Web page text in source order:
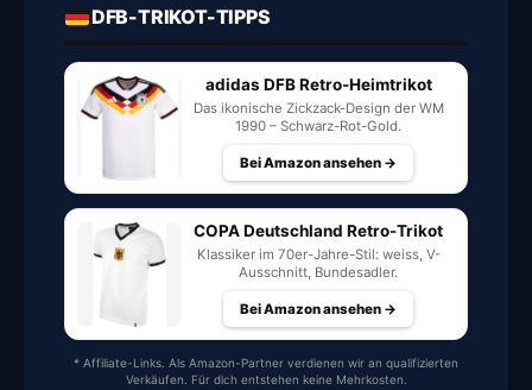
DFB-TRIKOT-TIPPS
adidas DFB Retro-Heimtrikot
Das ikonische Zickzack-Design der WM
1990 – Schwarz-Rot-Gold.
Bei Amazon ansehen →
COPA Deutschland Retro-Trikot
Klassiker im 70er-Jahre-Stil: weiss, V-
Ausschnitt, Bundesadler.
Bei Amazon ansehen →
* Affiliate-Links. Als Amazon-Partner verdienen wir an qualifizierten
Verkäufen. Für dich entstehen keine Mehrkosten.